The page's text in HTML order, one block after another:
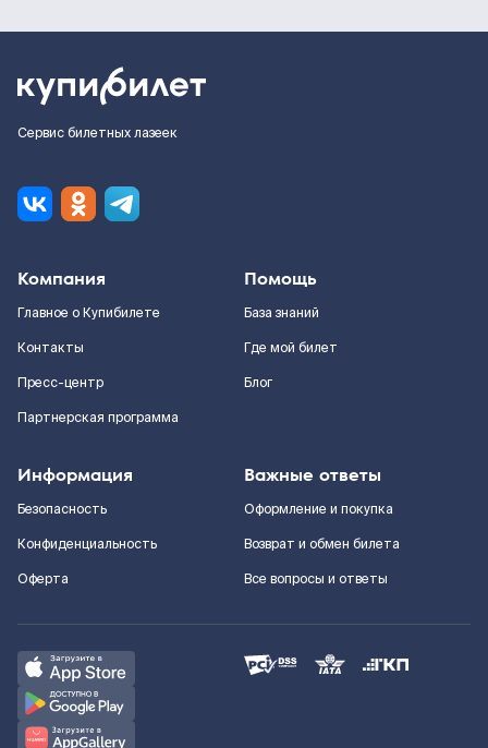
Сервис билетных лазеек
Компания
Главное о Купибилете
Контакты
Пресс-центр
Партнерская программа
Помощь
База знаний
Где мой билет
Блог
Информация
Безопасность
Конфиденциальность
Оферта
Важные ответы
Оформление и покупка
Возврат и обмен билета
Все вопросы и ответы